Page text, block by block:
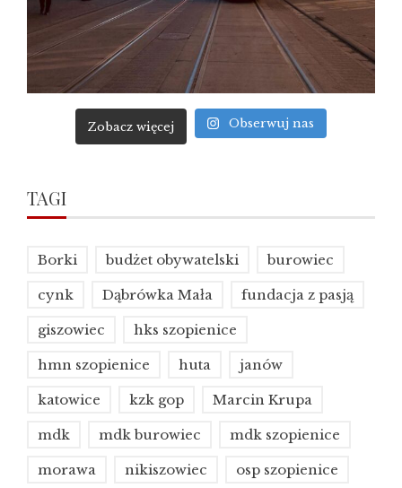
Zobacz więcej Obserwuj nas
TAGI
Borki budżet obywatelski burowiec
cynk Dąbrówka Mała fundacja z pasją
giszowiec hks szopienice
hmn szopienice huta janów
katowice kzk gop Marcin Krupa
mdk mdk burowiec mdk szopienice
morawa nikiszowiec osp szopienice